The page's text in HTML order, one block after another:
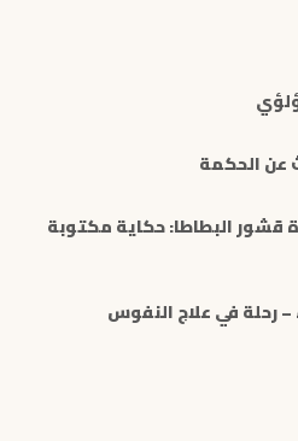
عن الحكمة
قشور البطاطا: حكاية مكتوبة
رحلة في علاج النفوس